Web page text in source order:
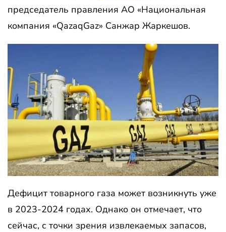
председатель правления АО «Национальная
компания «QazaqGaz» Санжар Жаркешов.
Дефицит товарного газа может возникнуть уже
в 2023-2024 годах. Однако он отмечает, что
сейчас, с точки зрения извлекаемых запасов,